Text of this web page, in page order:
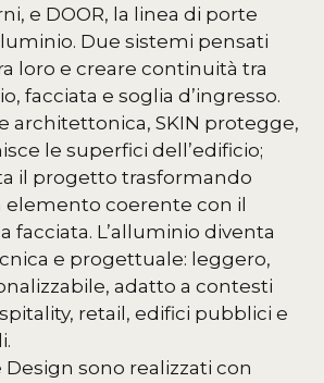
e DOOR, la linea di porte
Due sistemi pensati
loro e creare continuità tra
facciata e soglia d’ingresso.
architettonica, SKIN protegge,
le superfici dell’edificio;
il progetto trasformando
elemento coerente con il
facciata. L’alluminio diventa
e progettuale: leggero,
adatto a contesti
retail, edifici pubblici e
Design sono realizzati con